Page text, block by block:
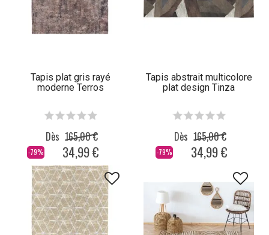
Tapis plat gris rayé
moderne Terros
-79%
Dès 165,00 €
34,99 €
Tapis abstrait multicolore
plat design Tinza
-79%
Dès 165,00 €
34,99 €